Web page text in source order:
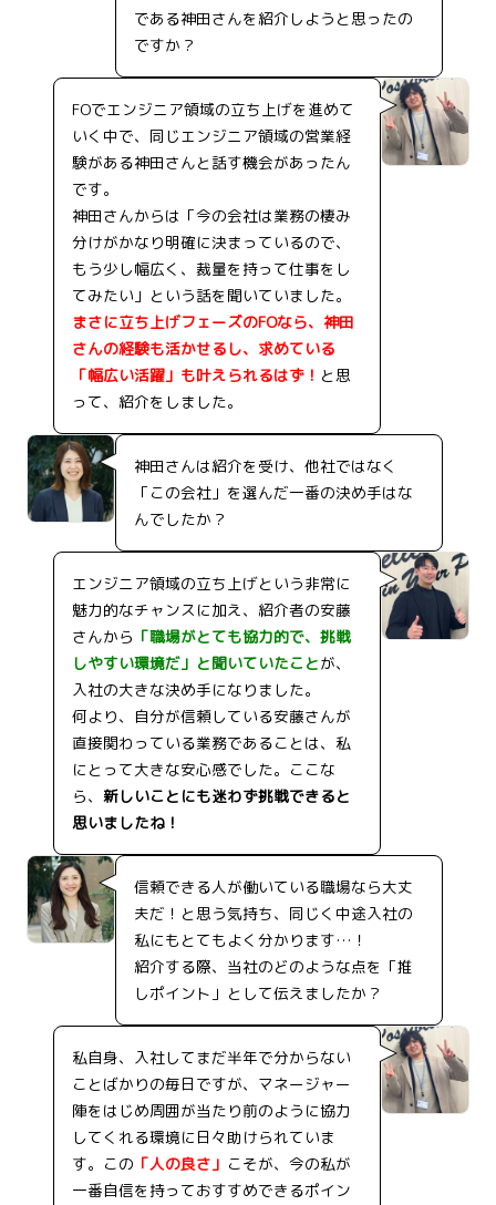
である神田さんを紹介しようと思ったの
ですか？
FOでエンジニア領域の立ち上げを進めて
いく中で、同じエンジニア領域の営業経
験がある神田さんと話す機会があったん
です。
神田さんからは「今の会社は業務の棲み
分けがかなり明確に決まっているので、
もう少し幅広く、裁量を持って仕事をし
てみたい」という話を聞いていました。
まさに立ち上げフェーズのFOなら、神田
さんの経験も活かせるし、求めている
「幅広い活躍」も叶えられるはず！ と思
って、紹介をしました。
神田さんは紹介を受け、他社ではなく
「この会社」を選んだ一番の決め手はな
んでしたか？
エンジニア領域の立ち上げという非常に
魅力的なチャンスに加え、紹介者の安藤
さんから 「職場がとても協力的で、挑戦
しやすい環境だ」と聞いていたことが、
入社の大きな決め手になりました。
何より、自分が信頼している安藤さんが
直接関わっている業務であることは、私
にとって大きな安心感でした。ここな
ら、 新しいことにも迷わず挑戦できると
思いましたね！
信頼できる人が働いている職場なら大丈
夫だ！と思う気持ち、同じく中途入社の
私にもとてもよく分かります…！
紹介する際、当社のどのような点を「推
しポイント」として伝えましたか？
私自身、入社してまだ半年で分からない
ことばかりの毎日ですが、マネージャー
陣をはじめ周囲が当たり前のように協力
してくれる環境に日々助けられていま
す。この 「人の良さ」 こそが、今の私が
一番自信を持っておすすめできるポイン